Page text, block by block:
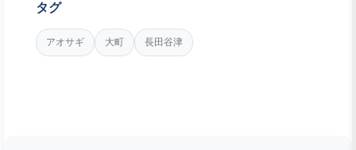
タグ
アオサギ 大町 長田谷津